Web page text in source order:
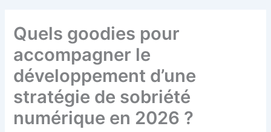
Quels goodies pour
accompagner le
développement d’une
stratégie de sobriété
numérique en 2026 ?